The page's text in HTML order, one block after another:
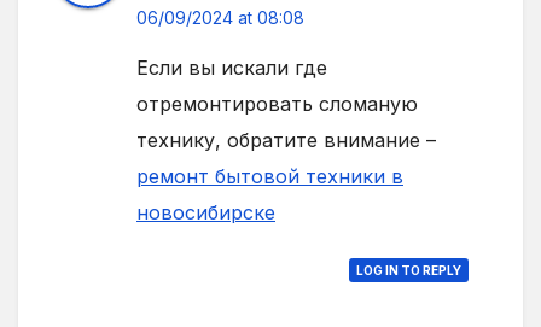
06/09/2024 at 08:08
Если вы искали где
отремонтировать сломаную
технику, обратите внимание –
ремонт бытовой техники в
новосибирске
LOG IN TO REPLY